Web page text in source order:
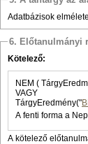
Adatbázisok
6. Előtanulmányi
Kötelező:
NEM (
VAGY
TárgyEredmény("
A fenti forma a
A kötelező